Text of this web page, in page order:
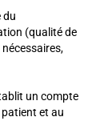
du
(qualité de
nécessaires,
un compte
et au